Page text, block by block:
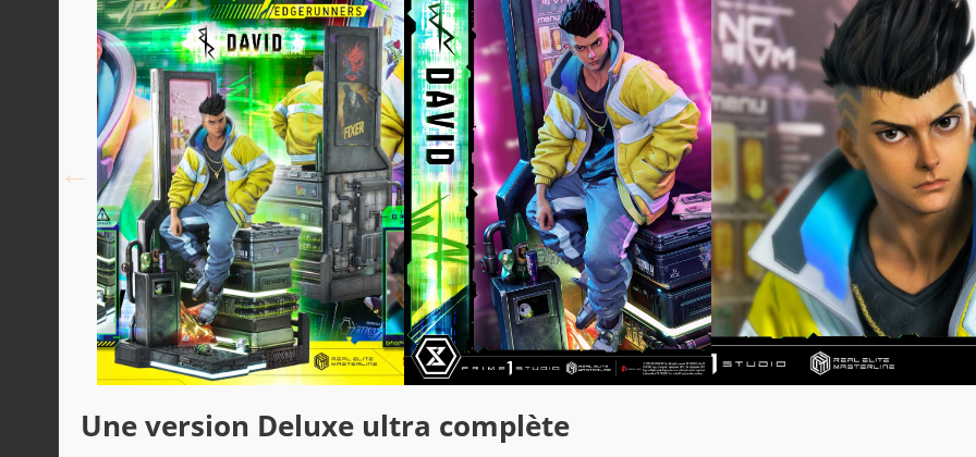
Une version Deluxe ultra complète